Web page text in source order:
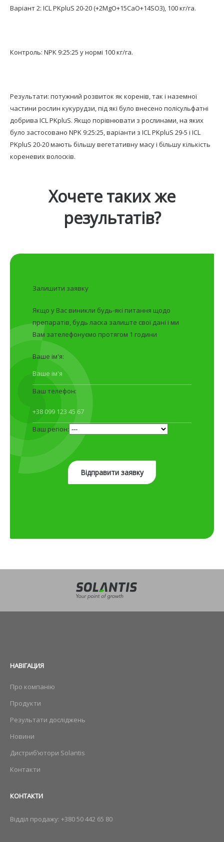
Варіант 2: ICL PKpluS 20-20 (+2MgO+15CaO+14SO3), 100 кг/га.
Контроль: NPK 9:25:25 у нормі 100 кг/га.
Результати: потужний розвиток як коренів, так і наземної
частини рослин кукурудзи, під які було внесено полісульфатні
добрива ICL PKpluS. Якщо порівнювати з рослинами, на яких
було застосовано NPK 9:25:25, варіанти з ICL PKpluS 29-5 і ICL
PKpluS 20-20 мають більшу вегетативну масу і більшу кількість
кореневих волосків.
Хочете таких же
результатів?
Залишити заявку
Якщо у Вас виникли будь-які питання щодо
препаратів, будь ласка залиште свої дані і ми
Вам зателефонуємо протягом 1 години
Ваше ім'я:
Ваш телефон:
Ваш регіон:
НАВIГАЦИЯ
Про компанію
Продукти
Результати досліджень
Новини
Дистриб’ютори Solantis
Контакти
КОНТАКТИ
Відділ продажу: +380 50 442 65 80